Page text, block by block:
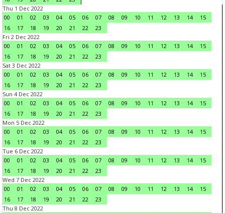
Thu 1 Dec 2022
00
01 02 03 04 05 06 07 08 09 10 11 12 13 14
15
16
17 18 19 20 21 22
23
Fri 2 Dec 2022
00
01 02 03 04 05 06 07 08 09 10 11 12 13 14
15
16
17 18 19 20 21 22
23
Sat 3 Dec 2022
00
01 02 03 04 05 06 07 08 09 10 11 12 13 14
15
16
17 18 19 20 21 22
23
Sun 4 Dec 2022
00
01 02 03 04 05 06 07 08 09 10 11 12 13 14
15
16
17 18 19 20 21 22
23
Mon 5 Dec 2022
00
01 02 03 04 05 06 07 08 09 10 11 12 13 14
15
16
17 18 19 20 21 22
23
Tue 6 Dec 2022
00
01 02 03 04 05 06 07 08 09 10 11 12 13 14
15
16
17 18 19 20 21 22
23
Wed 7 Dec 2022
00
01 02 03 04 05 06 07 08 09 10 11 12 13 14
15
16
17 18 19 20 21 22
23
Thu 8 Dec 2022